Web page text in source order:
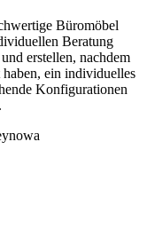
Büromöbel
Beratung
erstellen, nachdem
ein individuelles
Konfigurationen